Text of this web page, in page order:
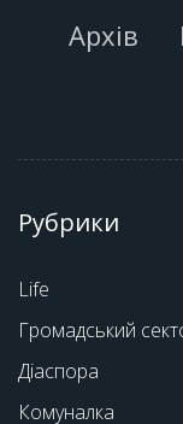
Архів
Рубрики
Life
Громадський
Діаспора
Комуналка